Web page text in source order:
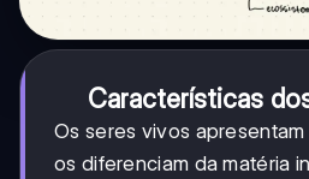
Características
Os seres vivos
os diferenciam da matéria